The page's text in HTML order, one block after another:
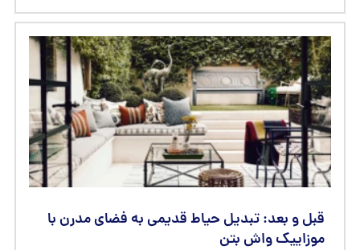
قبل و بعد: تبدیل حیاط قدیمی به فضای مدرن با
موزاییک واش بتن
فقط با چند تصمیم درست، می‌توان یک حیاط فرسوده را به فضایی
چشم‌نواز، کاربردی و امروزی تبدیل کرد. بسیاری از …